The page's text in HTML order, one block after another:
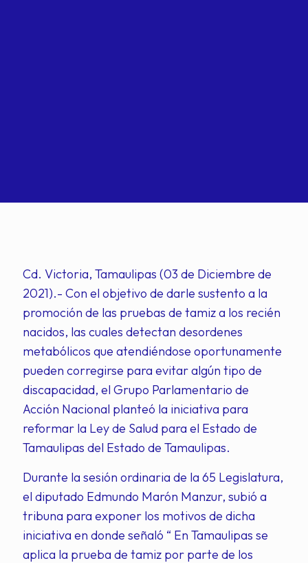
Cd. Victoria, Tamaulipas (03 de Diciembre de
2021).- Con el objetivo de darle sustento a la
promoción de las pruebas de tamiz a los recién
nacidos, las cuales detectan desordenes
metabólicos que atendiéndose oportunamente
pueden corregirse para evitar algún tipo de
discapacidad, el Grupo Parlamentario de
Acción Nacional planteó la iniciativa para
reformar la Ley de Salud para el Estado de
Tamaulipas del Estado de Tamaulipas.
Durante la sesión ordinaria de la 65 Legislatura,
el diputado Edmundo Marón Manzur, subió a
tribuna para exponer los motivos de dicha
iniciativa en donde señaló “ En Tamaulipas se
aplica la prueba de tamiz por parte de los